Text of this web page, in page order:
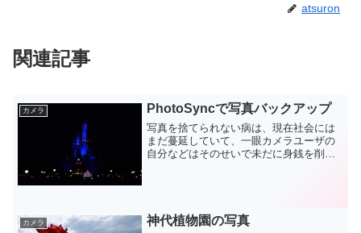
atsuron
関連記事
カメラ PhotoSyncで写真バックアップ
写真を捨てられない病は、現在社会には
まだ蔓延していて、一眼カメラユーザの
自分などはそのせいで未だに身銭を削っ
カメラ 神代植物園の写真